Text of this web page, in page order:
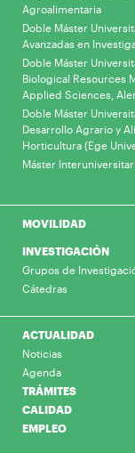
Agroalimentaria
Doble Máster
Avanzadas en
Doble Máster
Biological Resources
Applied Sciences,
Doble Máster
Desarrollo Agrario y
Horticultura (Ege
Máster
MOVILIDAD
INVESTIGACIÓN
Grupos de
Cátedras
ACTUALIDAD
Noticias
Agenda
TRÁMITES
CALIDAD
EMPLEO